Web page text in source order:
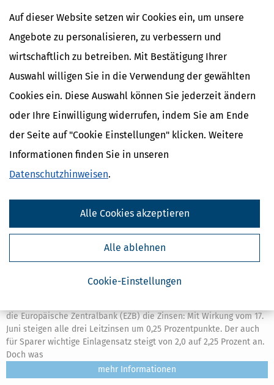
Auf dieser Website setzen wir Cookies ein, um unsere
Angebote zu personalisieren, zu verbessern und
wirtschaftlich zu betreiben. Mit Bestätigung Ihrer
Auswahl willigen Sie in die Verwendung der gewählten
Cookies ein. Diese Auswahl können Sie jederzeit ändern
oder Ihre Einwilligung widerrufen, indem Sie am Ende
der Seite auf "Cookie Einstellungen" klicken. Weitere
Informationen finden Sie in unseren
Datenschutzhinweisen.
Cookie-Einstellungen
Alle ablehnen
Alle Cookies akzeptieren
verständlich erklärt
23.06.2026, 11:15 Uhr]Die Rentenkommission
mit 33 Empfehlungen vorgelegt, um die gesetzliche Rente
langfristig stabiler, gerechter und verständlicher zu machen. Wir
mehr
Leitzins erklärt: Bedeutung, Wirkung und aktuelle Entwicklungen
die Europäische Zentralbank (EZB) die Zinsen: Mit Wirkung vom 17.
Juni steigen alle drei Leitzinsen um 0,25 Prozentpunkte. Der auch
für Sparer wichtige Einlagensatz steigt von 2,0 auf 2,25 Prozent an.
Doch was
mehr